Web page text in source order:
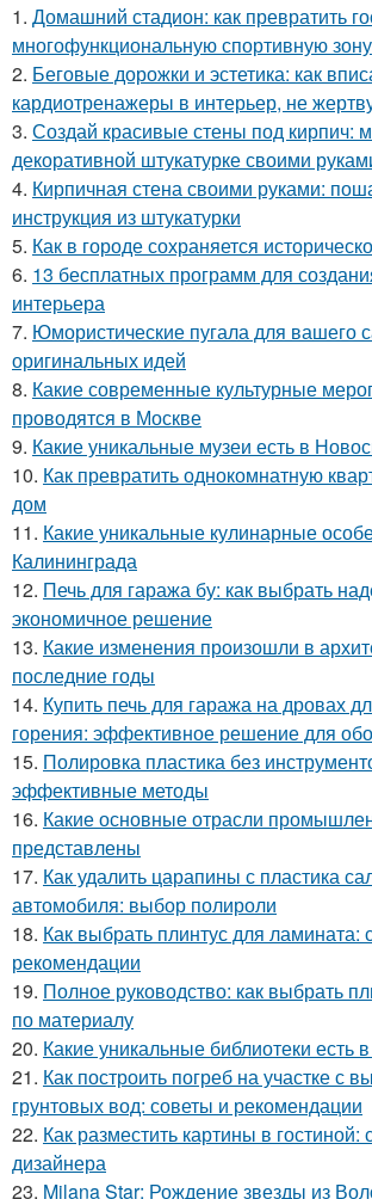
1. Домашний стадион: как превратить
многофункциональную спортивную зону
2. Беговые дорожки и эстетика: как
кардиотренажеры в интерьер, не
3. Создай красивые стены под кирпич:
декоративной штукатурке своими
4. Кирпичная стена своими руками:
инструкция из штукатурки
5. Как в городе сохраняется
6. 13 бесплатных программ для
интерьера
7. Юмористические пугала для вашего
оригинальных идей
8. Какие современные культурные
проводятся в Москве
9. Какие уникальные музеи есть в
10. Как превратить однокомнатную
дом
11. Какие уникальные кулинарные
Калининграда
12. Печь для гаража бу: как выбрать
экономичное решение
13. Какие изменения произошли в
последние годы
14. Купить печь для гаража на дровах
горения: эффективное решение для
15. Полировка пластика без
эффективные методы
16. Какие основные отрасли
представлены
17. Как удалить царапины с пластика
автомобиля: выбор полироли
18. Как выбрать плинтус для ламината:
рекомендации
19. Полное руководство: как выбрать
по материалу
20. Какие уникальные библиотеки есть
21. Как построить погреб на участке с
грунтовых вод: советы и рекомендации
22. Как разместить картины в гостиной:
дизайнера
23. Milana Star: Рождение звезды из